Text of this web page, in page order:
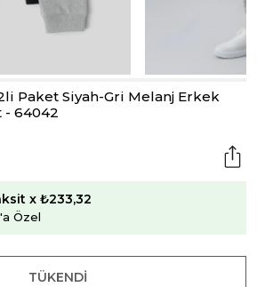
Paket Siyah-Gri Melanj Erkek
- 64042
x ₺233,32
Özel
TÜKENDI